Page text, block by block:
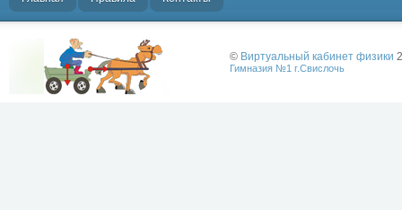
© Виртуальный кабинет физики
Гимназия №1 г.Свислочь